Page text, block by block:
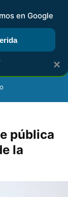
RENTA
pública
la
×
en Google